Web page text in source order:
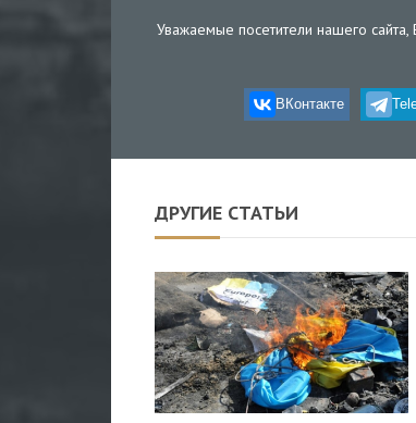
Уважаемые посетители нашего
ВКонтакте
ДРУГИЕ СТАТЬИ